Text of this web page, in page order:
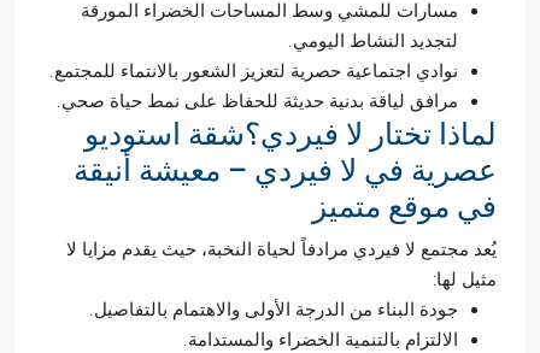
مسارات للمشي وسط المساحات الخضراء المورقة
لتجديد النشاط اليومي.
نوادي اجتماعية حصرية لتعزيز الشعور بالانتماء للمجتمع.
مرافق لياقة بدنية حديثة للحفاظ على نمط حياة صحي.
لماذا تختار لا فيردي؟شقة استوديو
عصرية في لا فيردي – معيشة أنيقة
في موقع متميز
يُعد مجتمع لا فيردي مرادفاً لحياة النخبة، حيث يقدم مزايا لا
مثيل لها:
جودة البناء من الدرجة الأولى والاهتمام بالتفاصيل.
الالتزام بالتنمية الخضراء والمستدامة.